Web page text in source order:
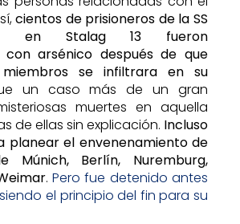
cientos de prisioneros de la SS
en Stalag 13 fueron
con arsénico después de que
se infiltrara en su
un caso más de un gran
muertes en aquella
de ellas sin explicación. Incluso
planear el envenenamiento de
Múnich, Berlín, Nuremburg,
. Pero fue detenido antes
el principio del fin para su